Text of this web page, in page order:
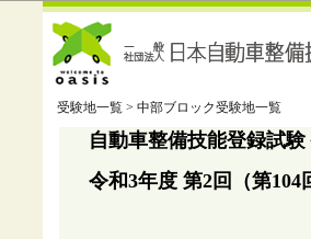
受験地一覧 > 中部ブロック受験地一覧
自動車整備技能登録試
令和3年度 第2回（第